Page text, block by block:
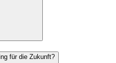
für die Zukunft?